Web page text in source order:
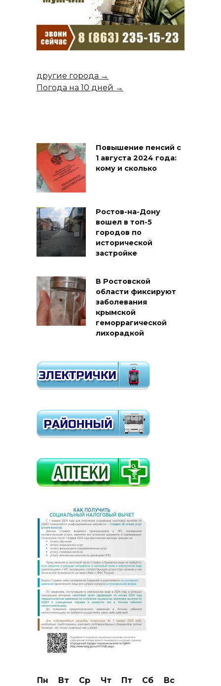
другие города →
Погода на 10 дней →
Повышение пенсий с
1 августа 2024 года:
кому и сколько
Ростов-на-Дону
вошел в топ-5
городов по
исторической
застройке
В Ростовской
области фиксируют
заболевания
крымской
геморрагической
лихорадкой
Пн Вт Ср Чт Пт Сб
Вс